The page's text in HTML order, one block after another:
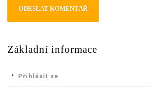
Základní informace
Přihlásit se